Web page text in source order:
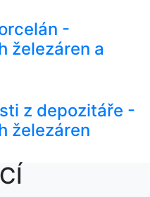
-
železáren a
z depozitáře -
železáren